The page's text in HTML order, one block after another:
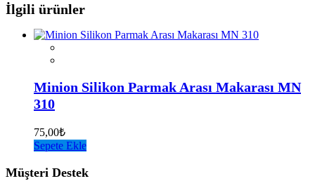
İlgili ürünler
Minion Silikon Parmak Arası Makarası MN
310
75,00₺
Sepete Ekle
Müşteri Destek